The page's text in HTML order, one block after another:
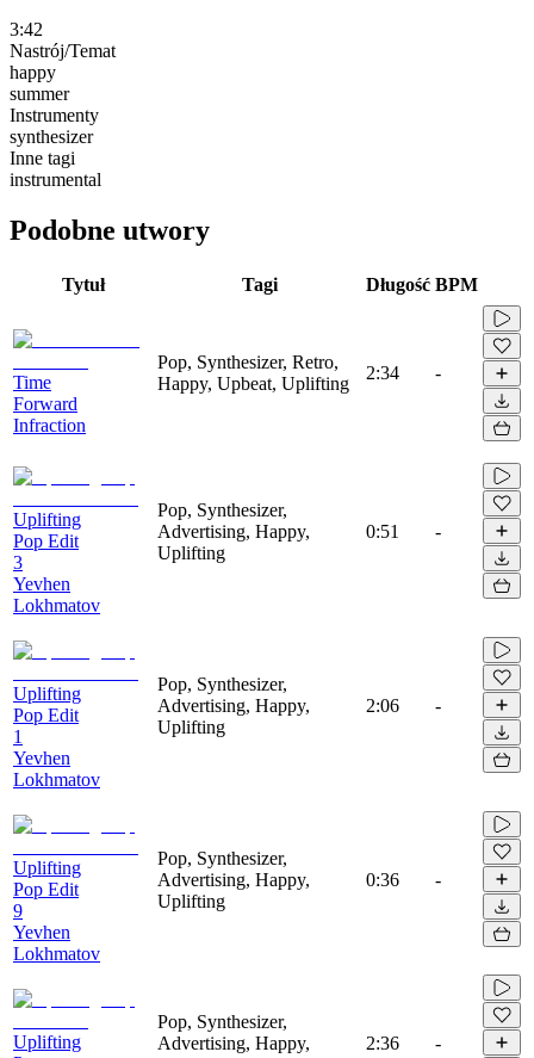
3:42
Nastrój/Temat
happy
summer
Instrumenty
synthesizer
Inne tagi
instrumental
Podobne utwory
Tytuł Tagi Długość BPM
Time
Forward
Infraction
Pop, Synthesizer, Retro,
Happy, Upbeat, Uplifting
2:34 -
Uplifting
Pop Edit
3
Yevhen
Lokhmatov
Pop, Synthesizer,
Advertising, Happy,
Uplifting
0:51 -
Uplifting
Pop Edit
1
Yevhen
Lokhmatov
Pop, Synthesizer,
Advertising, Happy,
Uplifting
2:06 -
Uplifting
Pop Edit
9
Yevhen
Lokhmatov
Pop, Synthesizer,
Advertising, Happy,
Uplifting
0:36 -
Uplifting
Pop, Synthesizer,
Advertising, Happy,
2:36 -